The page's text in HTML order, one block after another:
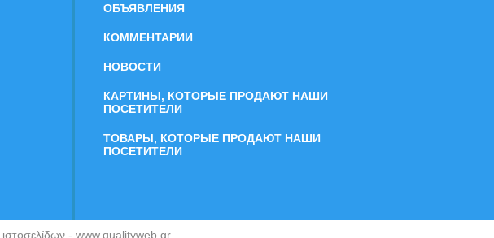
ОБЪЯВЛЕНИЯ
КОММЕНТАРИИ
НОВОСТИ
КАРТИНЫ, КОТОРЫЕ ПРОДАЮТ НАШИ
ПОСЕТИТЕЛИ
ТОВАРЫ, КОТОРЫЕ ПРОДАЮТ НАШИ
ПОСЕТИТЕЛИ
- www.qualityweb.gr